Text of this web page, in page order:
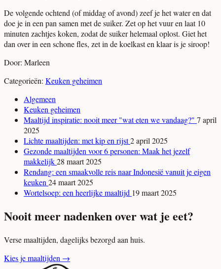
De volgende ochtend (of middag of avond) zeef je het water en dat
doe je in een pan samen met de suiker. Zet op het vuur en laat 10
minuten zachtjes koken, zodat de suiker helemaal oplost. Giet het
dan over in een schone fles, zet in de koelkast en klaar is je siroop!
Door: Marleen
Categorieën: Keuken geheimen
Algemeen
Keuken geheimen
Maaltijd inspiratie: nooit meer "wat eten we vandaag?" 7 april
2025
Lichte maaltijden: met kip en rijst2 april 2025
Gezonde maaltijden voor 6 personen: Maak het jezelf
makkelijk28 maart 2025
Rendang: een smaakvolle reis naar Indonesië vanuit je eigen
keuken 24 maart 2025
Wortelsoep: een heerlijke maaltijd 19 maart 2025
Nooit meer nadenken over wat je eet?
Verse maaltijden, dagelijks bezorgd aan huis.
Kies je maaltijden →